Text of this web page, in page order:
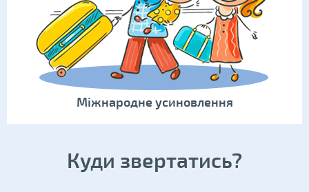
Міжнародне усиновлення
Куди звертатись?